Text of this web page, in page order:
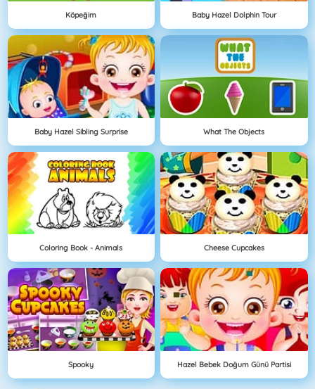
Köpeğim Baby Hazel Dolphin Tour
Baby Hazel Sibling Surprise What The Objects
Coloring Book - Animals Cheese Cupcakes
Spooky Hazel Bebek Doğum Günü Partisi